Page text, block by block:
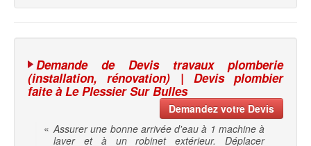
Demande de Devis travaux plomberie
(installation, rénovation) | Devis plombier
faite à Le Plessier Sur Bulles
Demandez votre Devis
« Assurer une bonne arrivée d'eau à 1 machine à
laver et à un robinet extérieur. Déplacer